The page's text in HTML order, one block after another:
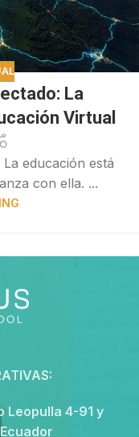
La
Virtual
educación está
con ella. ...
Leopulla 4-91 y